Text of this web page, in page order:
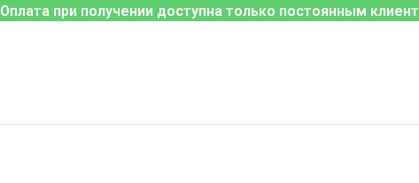
Оплата при получении доступна только постоянным